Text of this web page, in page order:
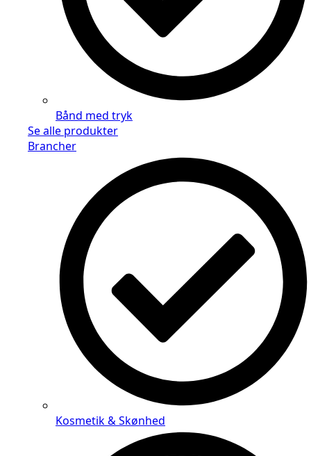
Bånd med tryk
Se alle produkter
Brancher
Kosmetik & Skønhed